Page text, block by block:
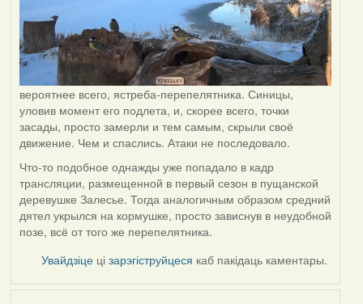
вероятнее всего, ястреба-перепелятника. Синицы,
уловив момент его подлета, и, скорее всего, точки
засады, просто замерли и тем самым, скрыли своё
движение. Чем и спаслись. Атаки не последовало.
Что-то подобное однажды уже попадало в кадр
трансляции, размещенной в первый сезон в пущанской
деревушке Залесье. Тогда аналогичным образом средний
дятел укрылся на кормушке, просто зависнув в неудобной
позе, всё от того же перепелятника.
Увайдзіце цізарэгіструйцеся каб пакідаць каментары.